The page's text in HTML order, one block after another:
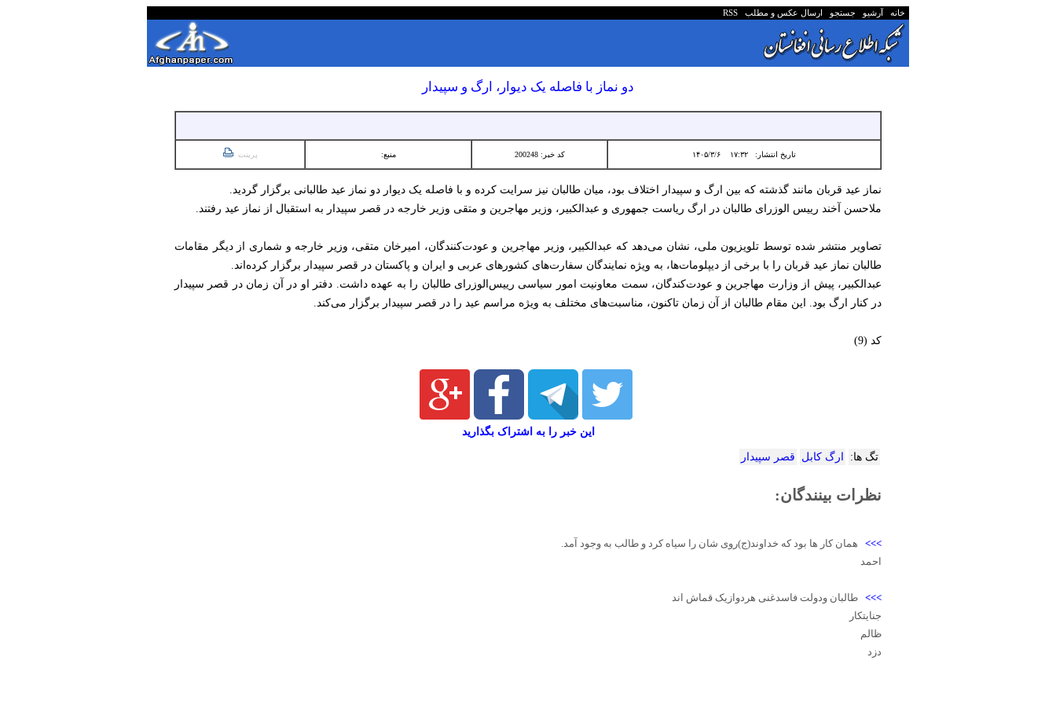
خانه آرشیو جستجو ارسال عکس و مطلب RSS
دو نماز با فاصله یک دیوار، ارگ و سپیدار
تاریخ انتشار: ۱۷:۳۲ ۱۴۰۵/۳/۶ کد خبر: 200248 منبع: پرینت
نماز عید قربان مانند گذشته که بین ارگ و سپیدار اختلاف بود، میان طالبان نیز سرایت کرده و با فاصله یک دیوار دو نماز عید طالبانی برگزار گردید.
ملاحسن آخند رییس الوزرای طالبان در ارگ ریاست جمهوری و عبدالکبیر، وزیر مهاجرین و متقی وزیر خارجه در قصر سپیدار به استقبال از نماز عید رفتند.
تصاویر منتشر شده توسط تلویزیون ملی، نشان می‌دهد که عبدالکبیر، وزیر مهاجرین و عودت‌کنندگان، امیرخان متقی، وزیر خارجه و شماری از دیگر مقامات
طالبان نماز عید قربان را با برخی از دیپلومات‌ها، به ویژه نمایندگان سفارت‌های کشورهای عربی و ایران و پاکستان در قصر سپیدار برگزار کرده‌اند.
عبدالکبیر، پیش از وزارت مهاجرین و عودت‌کندگان، سمت معاونیت امور سیاسی رییس‌الوزرای طالبان را به عهده داشت. دفتر او در آن زمان در قصر سپیدار
در کنار ارگ بود. این مقام طالبان از آن زمان تاکنون، مناسبت‌های مختلف به ویژه مراسم عید را در قصر سپیدار برگزار می‌کند.
کد (9)
این خبر را به اشتراک بگذارید
تگ ها: ارگ کابل قصر سپیدار
نظرات بینندگان:
>>> همان کار ها بود که خداوند(ج)روی شان را سیاه کرد و طالب به وجود آمد.
احمد
>>> طالبان ودولت فاسدغنی هردوازیک قماش اند
جنایتکار
ظالم
دزد